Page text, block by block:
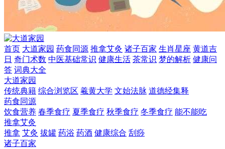
首页 大道家园 药食同源 推拿艾灸 诸子百家 生肖星座 黄道吉
日 奇门术数 中医基础常识 健康生活 茶常识 梦的解析 健康问
答 词典大全
大道家园
传统典籍 综合浏览区 羲黄大学 文始法脉 道德经集释
药食同源
饮食营养 春季食疗 夏季食疗 秋季食疗 冬季食疗 能不能吃
推拿艾灸
推拿 艾灸 拔罐 药浴 药酒 健康综合 刮痧
诸子百家